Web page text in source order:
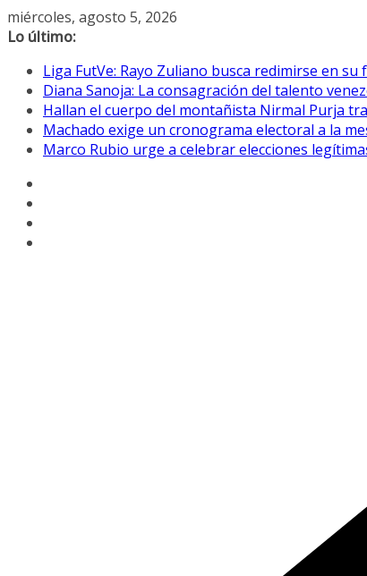
Saltar
al
miércoles, agosto 5, 2026
Lo último:
Liga FutVe: Rayo Zuliano busca redimirse en su
Diana Sanoja: La consagración del talento
Hallan el cuerpo del montañista Nirmal Purja
Machado exige un cronograma electoral a la
Marco Rubio urge a celebrar elecciones